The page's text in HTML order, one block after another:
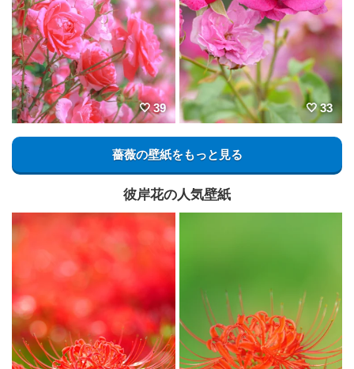
39 33
薔薇の壁紙をもっと見る
彼岸花の人気壁紙